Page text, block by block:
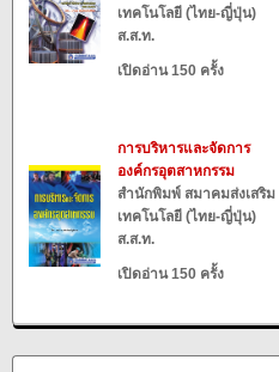
เทคโนโลยี (ไทย-ญี่ปุ่น)
ส.ส.ท.
เปิดอ่าน 150 ครั้ง
การบริหารและจัดการ
องค์กรอุตสาหกรรม
สำนักพิมพ์ สมาคมส่งเสริม
เทคโนโลยี (ไทย-ญี่ปุ่น)
ส.ส.ท.
เปิดอ่าน 150 ครั้ง